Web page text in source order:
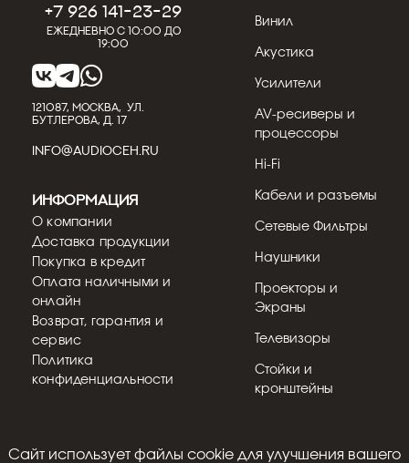
+7 926 141-23-29
Ежедневно с 10:00 до
19:00
121087, МОСКВА, УЛ.
БУТЛЕРОВА, Д. 17
INFO@AUDIOCEH.RU
Винил
Акустика
Усилители
AV-ресиверы и
процессоры
Hi-Fi
Кабели и разъемы
Сетевые Фильтры
Наушники
Проекторы и
Экраны
Телевизоры
Стойки и
кронштейны
Информация
О компании
Доставка продукции
Покупка в кредит
Оплата наличными и
онлайн
Возврат, гарантия и
сервис
Политика
конфиденциальности
Cайт использует файлы cookie для улучшения вашего